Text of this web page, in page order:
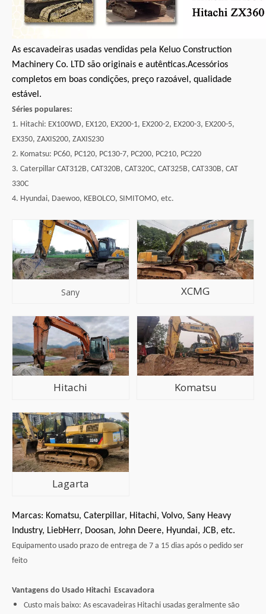
As escavadeiras usadas vendidas pela Keluo Construction
Machinery Co. LTD são originais e autênticas.Acessórios
completos em boas condições, preço razoável, qualidade
estável.
Séries populares:
1. Hitachi: EX100WD, EX120, EX200-1, EX200-2, EX200-3, EX200-5,
EX350, ZAXIS200, ZAXIS230
2. Komatsu: PC60, PC120, PC130-7, PC200, PC210, PC220
3. Caterpillar CAT312B, CAT320B, CAT320C, CAT325B, CAT330B, CAT
330C
4. Hyundai, Daewoo, KEBOLCO, SIMITOMO, etc.
Sany XCMG
Hitachi Komatsu
Lagarta
Marcas: Komatsu, Caterpillar, Hitachi, Volvo, Sany Heavy
Industry, LiebHerr, Doosan, John Deere, Hyundai, JCB, etc.
Equipamento usado prazo de entrega de 7 a 15 dias após o pedido ser
feito
Vantagens do Usado Hitachi Escavadora
Custo mais baixo: As escavadeiras Hitachi usadas geralmente são